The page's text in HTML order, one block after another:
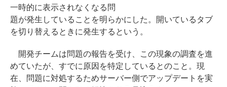
一時的に表示されなくなる問
題が発生していることを明らかにした。開いているタブ
を切り替えるときに発生するという。
開発チームは問題の報告を受け、この現象の調査を進
めていたが、すでに原因を特定しているとのこと。現
在、問題に対処するためサーバー側でアップデートを実